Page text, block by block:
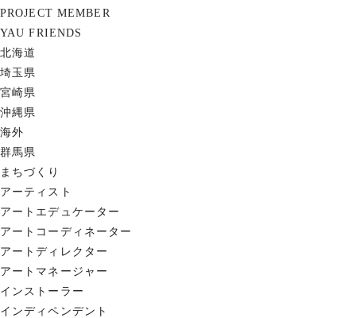
PROJECT MEMBER
YAU FRIENDS
北海道
埼玉県
宮崎県
沖縄県
海外
群馬県
まちづくり
アーティスト
アートエデュケーター
アートコーディネーター
アートディレクター
アートマネージャー
インストーラー
インディペンデント